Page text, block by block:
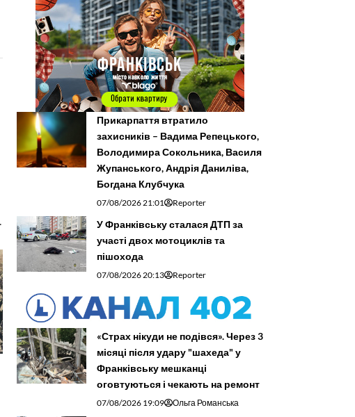
Прикарпаття втратило
захисників – Вадима Репецького,
Володимира Сокольника, Василя
Жупанського, Андрія Даниліва,
Богдана Клубчука
07/08/2026 21:01 Reporter
У Франківську сталася ДТП за
участі двох мотоциклів та
пішохода
07/08/2026 20:13 Reporter
«Страх нікуди не подівся». Через 3
місяці після удару "шахеда" у
Франківську мешканці
оговтуються і чекають на ремонт
07/08/2026 19:09 Ольга Романська